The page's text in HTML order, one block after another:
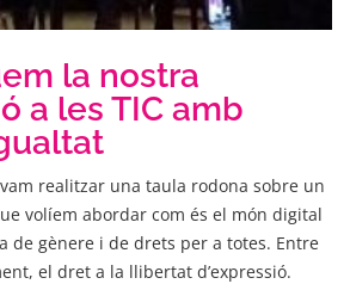
la nostra
a les TIC amb
realitzar una taula rodona sobre un
volíem abordar com és el món digital
de gènere i de drets per a totes. Entre
el dret a la llibertat d’expressió.